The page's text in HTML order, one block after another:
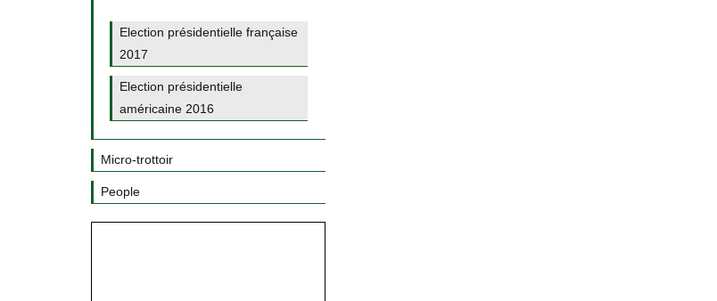
Election présidentielle française
2017
Election présidentielle
américaine 2016
Micro-trottoir
People